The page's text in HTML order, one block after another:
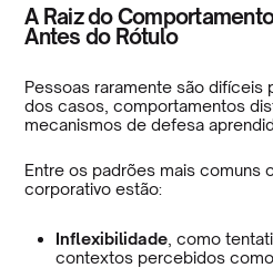
A Raiz do
Antes do Rótulo
Pessoas raramente são difíceis
dos casos, comportamentos
mecanismos de defesa
Entre os padrões mais comuns
corporativo estão:
Inflexibilidade , como
contextos percebidos